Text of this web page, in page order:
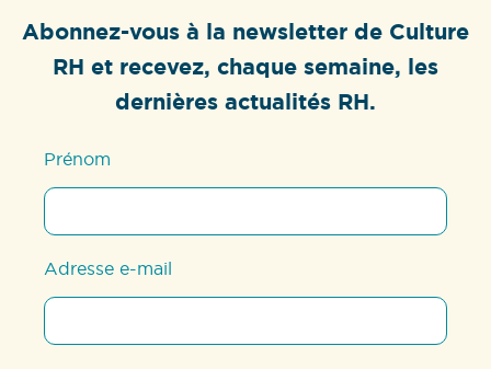
Abonnez-vous à la newsletter de Culture
RH et recevez, chaque semaine, les
dernières actualités RH.
Prénom
Adresse e-mail